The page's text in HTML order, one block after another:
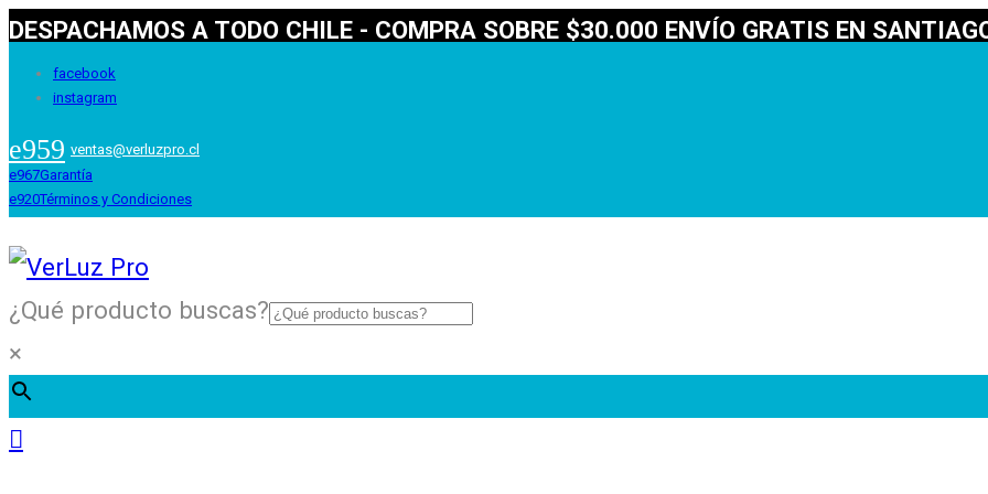
DESPACHAMOS A TODO CHILE - COMPRA SOBRE $30.000 ENVÍO GRATIS EN
facebook
instagram
ventas@verluzpro.cl
Garantía
Términos y Condiciones
¿Qué producto buscas?
×